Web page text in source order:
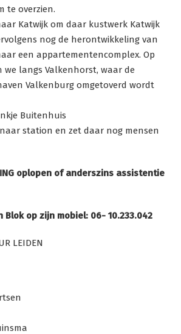
te overzien.
Katwijk om daar kustwerk Katwijk
nog de herontwikkeling van
een appartementencomplex. Op
we langs Valkenhorst, waar de
Valkenburg omgetoverd wordt
Buitenhuis
station en zet daar nog mensen
oplopen of anderszins assistentie
Blok op zijn mobiel: 06- 10.233.042
LEIDEN